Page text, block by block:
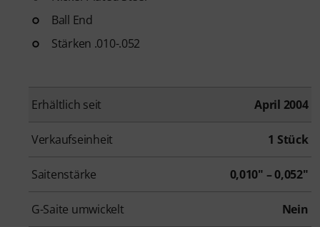
Ball End
Stärken .010-.052
Erhältlich seit April 2004
Verkaufseinheit 1 Stück
Saitenstärke 0,010" – 0,052"
G-Saite umwickelt Nein